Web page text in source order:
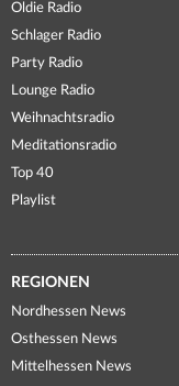
Oldie Radio
Schlager Radio
Party Radio
Lounge Radio
Weihnachtsradio
Meditationsradio
Top 40
Playlist
REGIONEN
Nordhessen News
Osthessen News
Mittelhessen News